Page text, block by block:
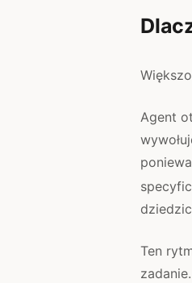
Agent
Ten